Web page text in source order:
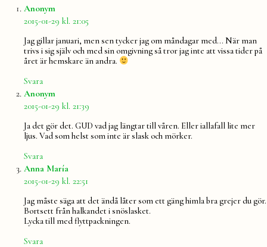
Anonym
2015-01-29 kl. 21:05
Jag gillar januari, men sen tycker jag om måndagar med… När man
trivs i sig själv och med sin omgivning så tror jag inte att vissa tider på
året är hemskare än andra.
Svara
Anonym
2015-01-29 kl. 21:39
Ja det gör det. GUD vad jag längtar till våren. Eller iallafall lite mer
ljus. Vad som helst som inte är slask och mörker.
Svara
Anna María
2015-01-29 kl. 22:51
Jag måste säga att det ändå låter som ett gäng himla bra grejer du gör.
Bortsett från halkandet i snöslasket.
Lycka till med flyttpackningen.
Svara